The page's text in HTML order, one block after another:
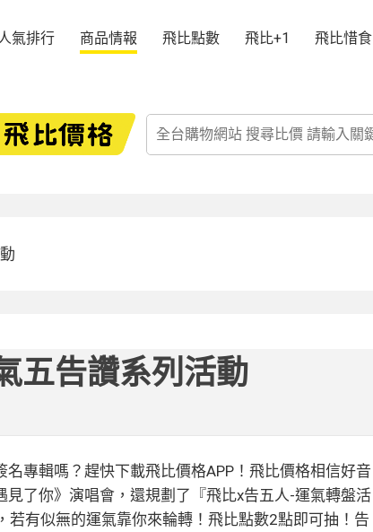
人氣排行 商品情報 飛比點數 飛比+1 飛比惜食
五告讚系列活動
專輯嗎？趕快下載飛比價格APP！飛比價格相信好音
了你》 演唱會，還規劃了『飛比x告五人-運氣轉盤活
有似無的運氣靠你來輪轉！飛比點數2點即可抽！告